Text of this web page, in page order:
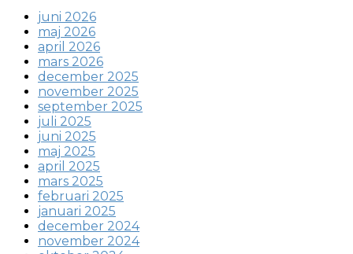
juni 2026
maj 2026
april 2026
mars 2026
december 2025
november 2025
september 2025
juli 2025
juni 2025
maj 2025
april 2025
mars 2025
februari 2025
januari 2025
december 2024
november 2024